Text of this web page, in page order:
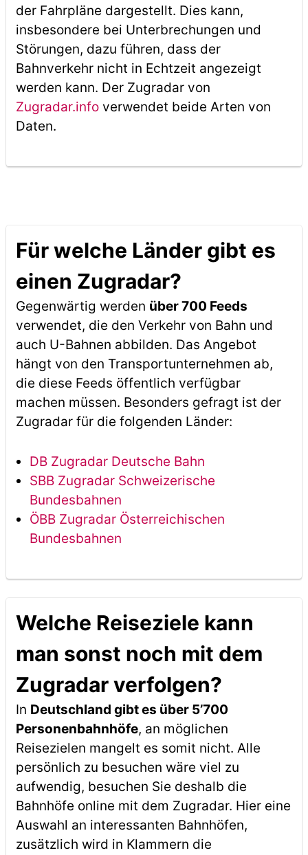
der Fahrpläne dargestellt. Dies kann,
insbesondere bei Unterbrechungen und
Störungen, dazu führen, dass der
Bahnverkehr nicht in Echtzeit angezeigt
werden kann. Der Zugradar von
Zugradar.infoverwendet beide Arten von
Daten.
Für welche Länder gibt es
einen Zugradar?
Gegenwärtig werden über 700 Feeds
verwendet, die den Verkehr von Bahn und
auch U-Bahnen abbilden. Das Angebot
hängt von den Transportunternehmen ab,
die diese Feeds öffentlich verfügbar
machen müssen. Besonders gefragt ist der
Zugradar für die folgenden Länder:
DB Zugradar Deutsche Bahn
SBB Zugradar Schweizerische
Bundesbahnen
ÖBB Zugradar Österreichischen
Bundesbahnen
Welche Reiseziele kann
man sonst noch mit dem
Zugradar verfolgen?
In Deutschland gibt es über 5’700
Personenbahnhöfe, an möglichen
Reisezielen mangelt es somit nicht. Alle
persönlich zu besuchen wäre viel zu
aufwendig, besuchen Sie deshalb die
Bahnhöfe online mit dem Zugradar. Hier eine
Auswahl an interessanten Bahnhöfen,
zusätzlich wird in Klammern die